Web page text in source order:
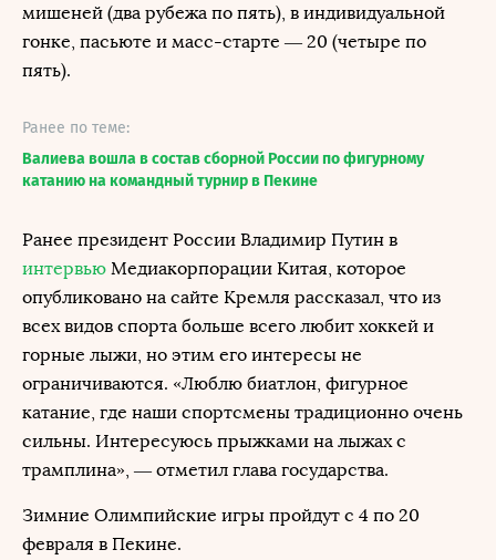
мишеней (два рубежа по пять), в индивидуальной
гонке, пасьюте и масс-старте — 20 (четыре по
пять).
Ранее по теме:
Валиева вошла в состав сборной России по фигурному
катанию на командный турнир в Пекине
Ранее президент России Владимир Путин в
интервью Медиакорпорации Китая, которое
опубликовано на сайте Кремля рассказал, что из
всех видов спорта больше всего любит хоккей и
горные лыжи, но этим его интересы не
ограничиваются. «Люблю биатлон, фигурное
катание, где наши спортсмены традиционно очень
сильны. Интересуюсь прыжками на лыжах с
трамплина», — отметил глава государства.
Зимние Олимпийские игры пройдут с 4 по 20
февраля в Пекине.